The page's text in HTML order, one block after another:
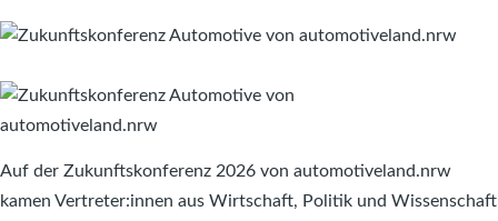
Image
Image
Auf der Zukunftskonferenz 2026 von automotiveland.nrw
kamen Vertreter:innen aus Wirtschaft, Politik und Wissenschaft